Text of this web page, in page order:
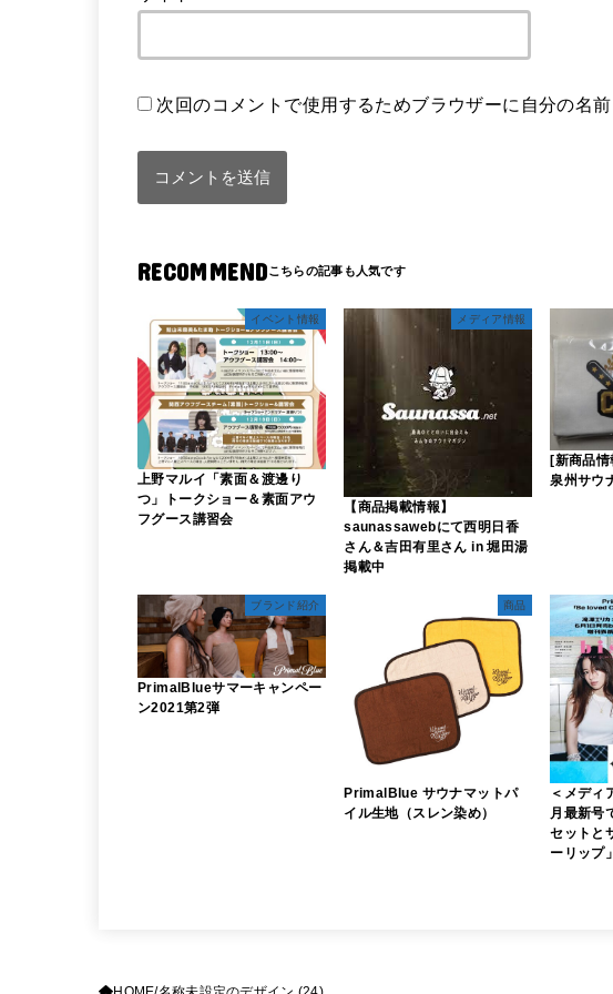
次回のコメントで使用するためブラウザーに自分の名
RECOMMEND
イベント情報
上野マルイ「素面＆渡邊り
つ」トークショー＆素面アウ
フグース講習会
メディア情報
【商品掲載情報】
saunassawebにて西明日香
さん＆吉田有里さん in 堀田湯
掲載中
[新商品情
泉州サウ
ブランド紹介
PrimalBlueサマーキャンペー
ン2021第2弾
商品
PrimalBlue サウナマットパ
イル生地（スレン染め）
＜メディ
月最新号
セットと
ーリップ